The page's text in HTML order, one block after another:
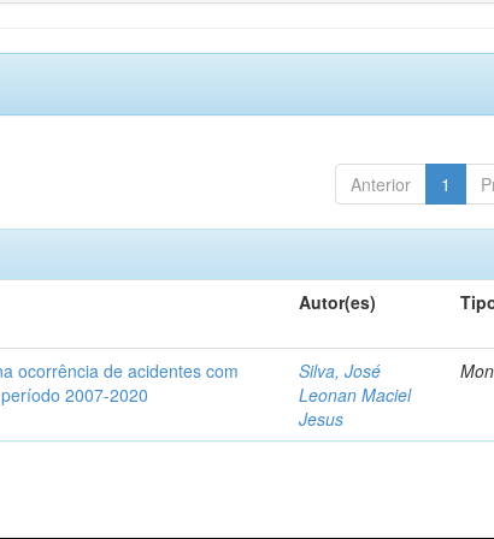
Anterior 1
Autor(es)
ocorrência de acidentes com
2007-2020
Silva, José
Leonan Maciel
Jesus